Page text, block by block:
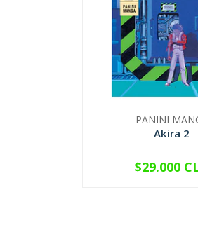
PANINI
Akira 2
+
$29.000